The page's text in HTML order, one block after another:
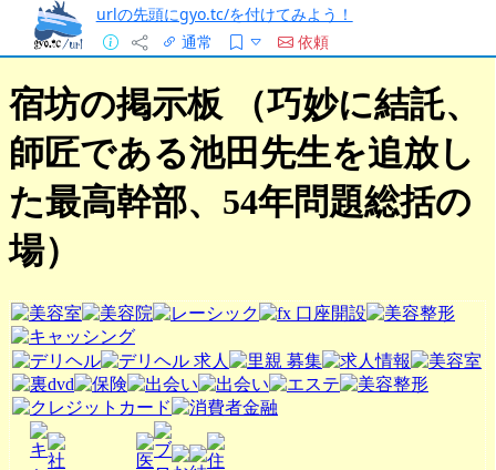
urlの先頭にgyo.tc/を付けてみよう！
通常
依頼